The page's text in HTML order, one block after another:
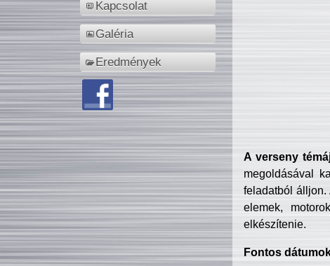
Kapcsolat
Galéria
Eredmények
A verseny
megoldásával
feladatból álljon.
elemek,
elkészítenie.
Fontos